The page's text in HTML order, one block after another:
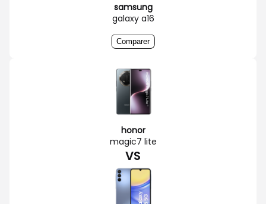
samsung
galaxy a16
Comparer
honor
magic7 lite
VS